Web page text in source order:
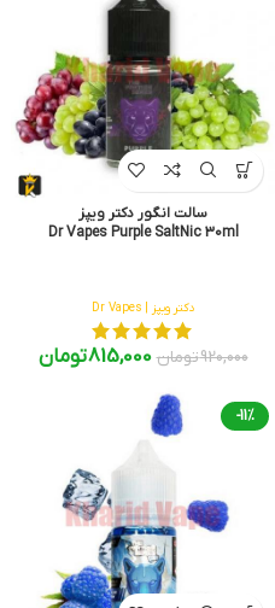
سالت انگور دکتر ویپز
Dr Vapes Purple SaltNic 30ml
دکتر ویپز | Dr Vapes
920,000تومان 815,000تومان
-11%